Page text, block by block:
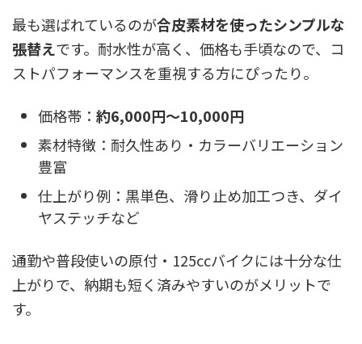
最も選ばれているのが合皮素材を使ったシンプルな
張替えです。耐水性が高く、価格も手頃なので、コ
ストパフォーマンスを重視する方にぴったり。
価格帯： 約6,000円〜10,000円
素材特徴：耐久性あり・カラーバリエーション
豊富
仕上がり例：黒単色、滑り止め加工つき、ダイ
ヤステッチなど
通勤や普段使いの原付・125ccバイクには十分な仕
上がりで、納期も短く済みやすいのがメリットで
す。